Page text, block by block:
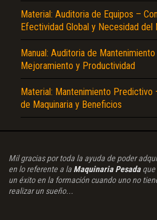
Material: Auditoria de Equipos –
Efectividad Global y Necesidad del
Manual: Auditoria de
Mejoramiento y Productividad
Material: Mantenimiento Predictivo
de Maquinaria y Beneficios
Mil gracias por toda la ayuda de poder
en lo referente a la Maquinaria Pesadaque
un éxito en la formación cuando uno no
realizar un sueño...